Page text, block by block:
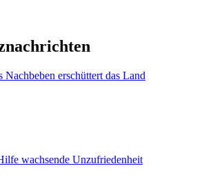
Nachbeben erschüttert das Land
wachsende Unzufriedenheit